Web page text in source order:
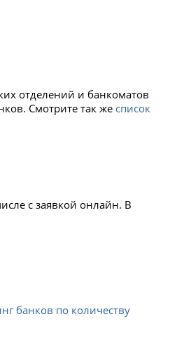
отделений и банкоматов
Смотрите так же список
с заявкой онлайн. В
банков по количеству